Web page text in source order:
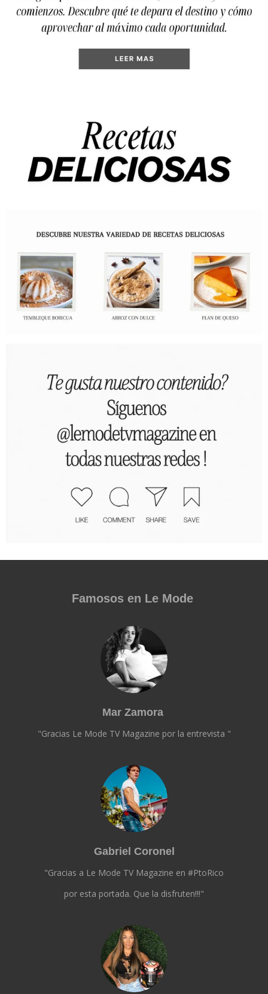
Famosos en Le Mode
Mar Zamora
"Gracias Le Mode TV Magazine por la entrevista "
Gabriel Coronel
"Gracias a Le Mode TV Magazine en #PtoRico
por esta portada. Que la disfruten!!!"